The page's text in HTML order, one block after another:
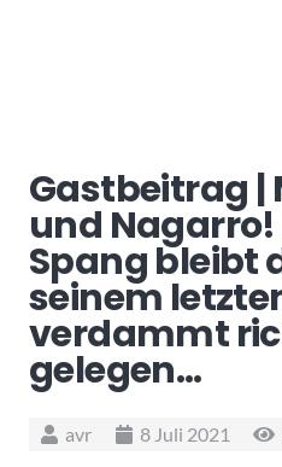
Gastbeitrag |
und Nagarro!
Spang bleibt
seinem
verdammt
gelegen…
avr 8 Juli 2021